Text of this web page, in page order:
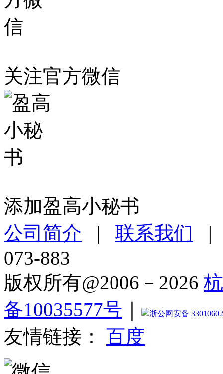
关注官方微信
添加盈高小秘书
公司简介 | 联系我们
073-883
版权所有@2006－2026
备10035577号
浙公网安备
友情链接： 百度